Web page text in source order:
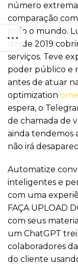
número
comparação
todo o mundo.
desde 2019
serviços. Teve
poder público e
antes de atuar
optimization
espera, o
de chamada de
ainda tendemos
não irá
Automatize
inteligentes e
com uma
FAÇA UPLOAD
com seus
um ChatGPT
colaboradores
do cliente